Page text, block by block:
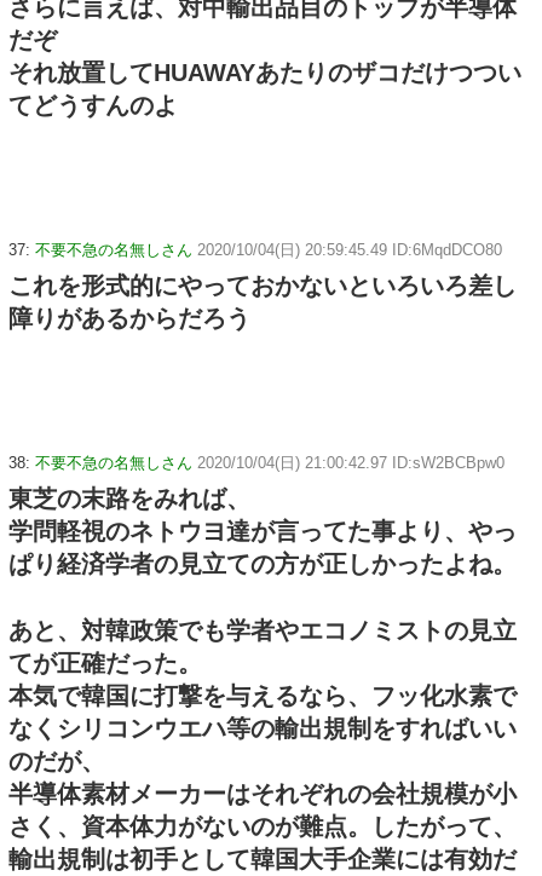
さらに言えば、対中輸出品目のトップが半導体
だぞ
それ放置してHUAWAYあたりのザコだけつつい
てどうすんのよ
37: 不要不急の名無しさん 2020/10/04(日) 20:59:45.49 ID:6MqdDCO80
これを形式的にやっておかないといろいろ差し
障りがあるからだろう
38: 不要不急の名無しさん 2020/10/04(日) 21:00:42.97 ID:sW2BCBpw0
東芝の末路をみれば、
学問軽視のネトウヨ達が言ってた事より、やっ
ぱり経済学者の見立ての方が正しかったよね。
あと、対韓政策でも学者やエコノミストの見立
てが正確だった。
本気で韓国に打撃を与えるなら、フッ化水素で
なくシリコンウエハ等の輸出規制をすればいい
のだが、
半導体素材メーカーはそれぞれの会社規模が小
さく、資本体力がないのが難点。したがって、
輸出規制は初手として韓国大手企業には有効だ